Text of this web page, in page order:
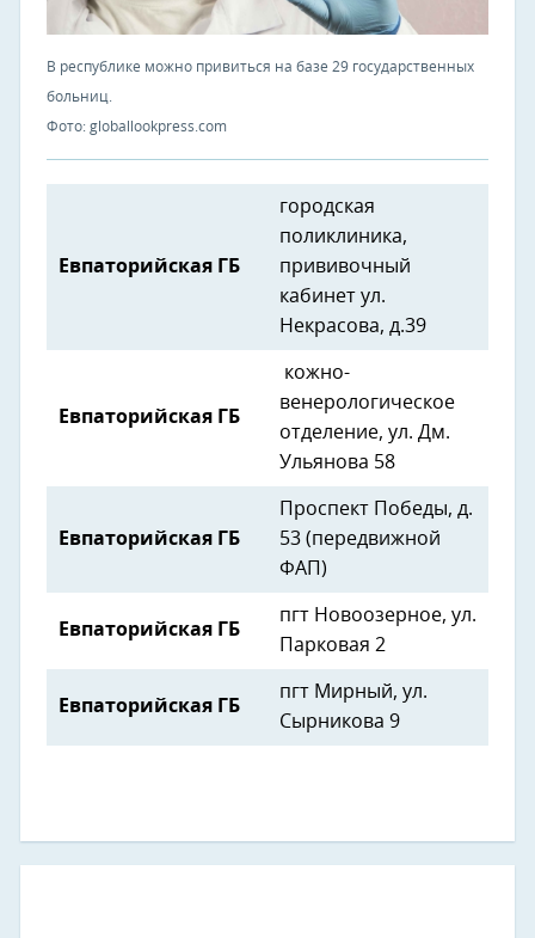
В республике можно привиться на базе 29 государственных
больниц.
Фото: globallookpress.com
Евпаторийская ГБ
городская
поликлиника,
прививочный
кабинет ул.
Некрасова, д.39
Евпаторийская ГБ
кожно-
венерологическое
отделение, ул. Дм.
Ульянова 58
Евпаторийская ГБ
Проспект Победы, д.
53 (передвижной
ФАП)
Евпаторийская ГБ
пгт Новоозерное, ул.
Парковая 2
Евпаторийская ГБ
пгт Мирный, ул.
Сырникова 9